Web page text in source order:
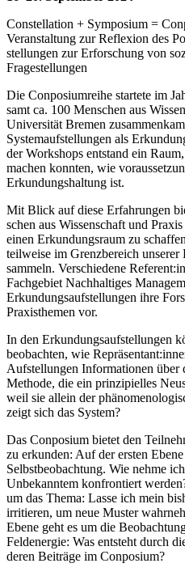
Constellation + Symposium =
Veranstaltung zur Reflexion des
stellungen zur Erforschung von
Fragestellungen
Die Conposiumreihe startete im
samt ca. 100 Menschen aus
Universität Bremen
Systemaufstellungen als
der Workshops ent­stand ein
machen konnten, wie
Erkundungshaltung ist.
Mit Blick auf diese Erfahrungen
schen aus Wissenschaft und
einen Erkundungsraum zu
teilweise im Grenzbereich
sammeln. Verschiedene
Fachgebiet Nachhaltiges
Erkundungsaufstellungen ihre
Praxisthemen vor.
In den Erkundungsaufstellungen
beobachten, wie
Aufstellungen Informa­tionen über
Methode, die ein prinzipielles
weil sie allein der
zeigt sich das System?
Das Conposium bietet den
zu erkunden: Auf der ersten
Selbstbeobachtung. Wie nehme
Unbekanntem konfron­tiert
um das Thema: Lasse ich mein
irritieren, um neue Muster
Ebene geht es um die
Feldenergie: Was entsteht durch
deren Beiträge im Conposium?